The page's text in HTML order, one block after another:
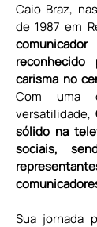
Caio Braz,
de 1987 em
carisma no
Com uma
versatilidade,
sólido na
sociais,